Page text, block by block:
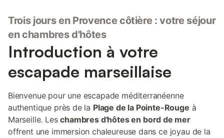
Trois jours en Provence côtière : votre séjour
en chambres d'hôtes
Introduction à votre
escapade marseillaise
Bienvenue pour une escapade méditerranéenne
authentique près de la Plage de la Pointe-Rouge à
Marseille. Leschambres d'hôtes en bord de mer
offrent une immersion chaleureuse dans ce joyau de la